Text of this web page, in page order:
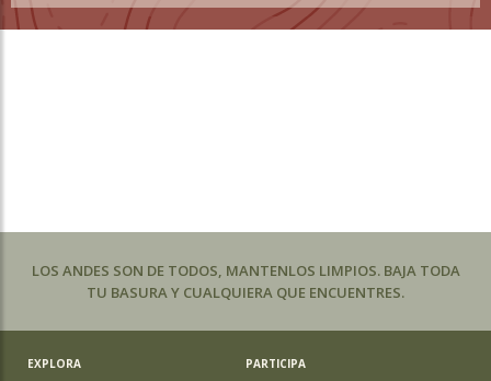
LOS ANDES SON DE TODOS, MANTENLOS LIMPIOS. BAJA TODA
TU BASURA Y CUALQUIERA QUE ENCUENTRES.
EXPLORA PARTICIPA